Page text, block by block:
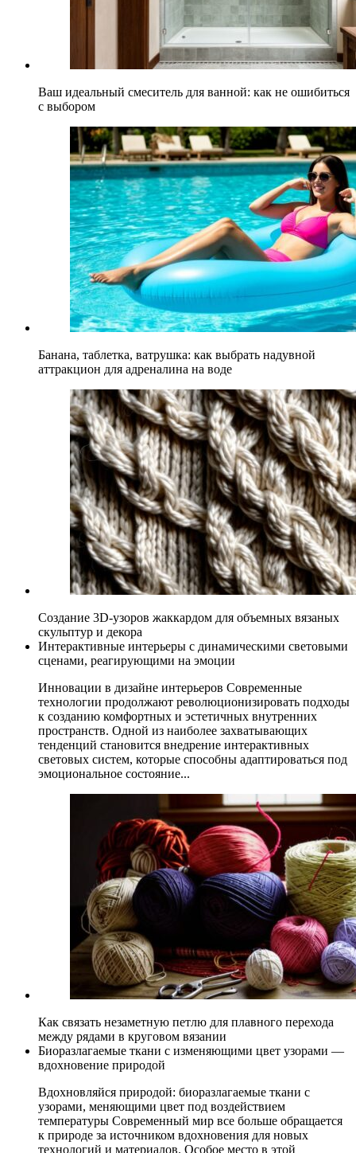
Ваш идеальный смеситель для ванной: как не ошибиться
с выбором
Банана, таблетка, ватрушка: как выбрать надувной
аттракцион для адреналина на воде
Создание 3D-узоров жаккардом для объемных вязаных
скульптур и декора
Интерактивные интерьеры с динамическими световыми
сценами, реагирующими на эмоции
Инновации в дизайне интерьеров Современные
технологии продолжают революционизировать подходы
к созданию комфортных и эстетичных внутренних
пространств. Одной из наиболее захватывающих
тенденций становится внедрение интерактивных
световых систем, которые способны адаптироваться под
эмоциональное состояние...
Как связать незаметную петлю для плавного перехода
между рядами в круговом вязании
Биоразлагаемые ткани с изменяющими цвет узорами —
вдохновение природой
Вдохновляйся природой: биоразлагаемые ткани с
узорами, меняющими цвет под воздействием
температуры Современный мир все больше обращается
к природе за источником вдохновения для новых
технологий и материалов. Особое место в этой